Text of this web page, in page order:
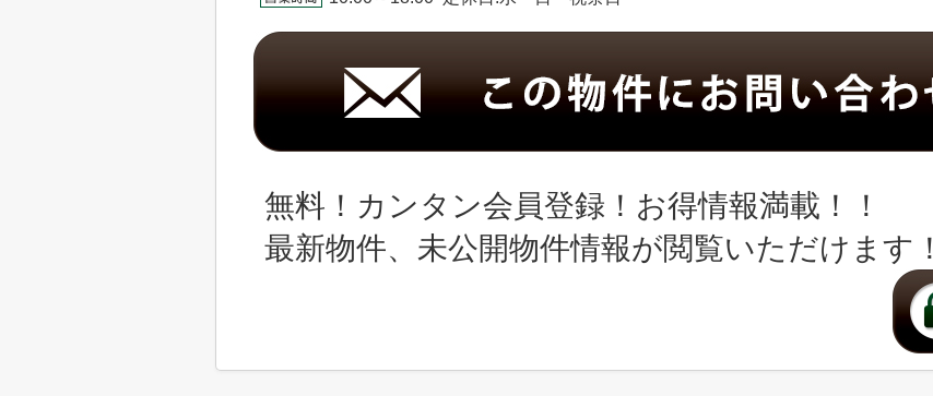
無料！カンタン会員登録！お得情報満載！！
最新物件、未公開物件情報が閲覧いただけます！